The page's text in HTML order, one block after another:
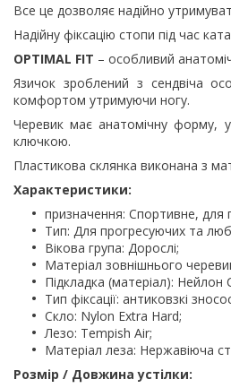
Все це дозволяє надійно
Надійну фіксацію стопи під час
OPTIMAL FIT – особливий
Язичок зроблений з сендвіча
комфортом утримуючи ногу.
Черевик має анатомічну форму,
ключкою.
Пластикова склянка виконана з
Характеристики:
призначення: Спортивне, для
Тип: Для прогресуючих та
Вікова група: Дорослі;
Матеріал зовнішнього
Підкладка (матеріал): Нейлон
Тип фіксації: антиковзкі
Скло: Nylon Extra Hard;
Лезо: Tempish Air;
Матеріал леза: Нержавіюча
Розмір / Довжина устілки: